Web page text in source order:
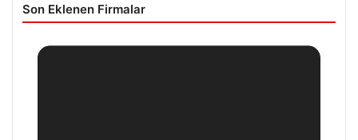
Son Eklenen Firmalar